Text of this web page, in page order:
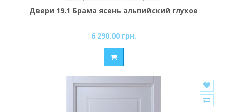
Двери 19.1 Брама ясень альпийский глухое
6 290.00 грн.